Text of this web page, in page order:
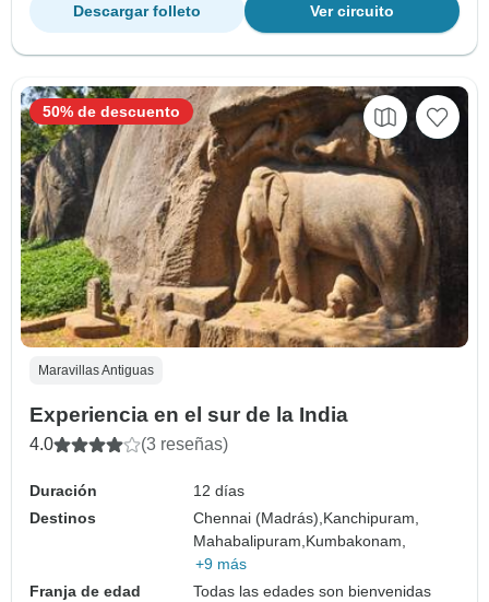
Ver circuito
Descargar folleto
Maravillas Antiguas
Experiencia en el sur de la India
4.0 (3 reseñas)
Duración
12 días
Destinos
Chennai (Madrás), Kanchipuram,
Mahabalipuram, Kumbakonam,
+9 más
Franja de edad
Todas las edades son bienvenidas
50% de descuento